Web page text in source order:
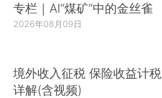
专栏｜AI“煤矿”中的金丝雀
2026年08月09日
境外收入征税 保险收益计税
详解(含视频)